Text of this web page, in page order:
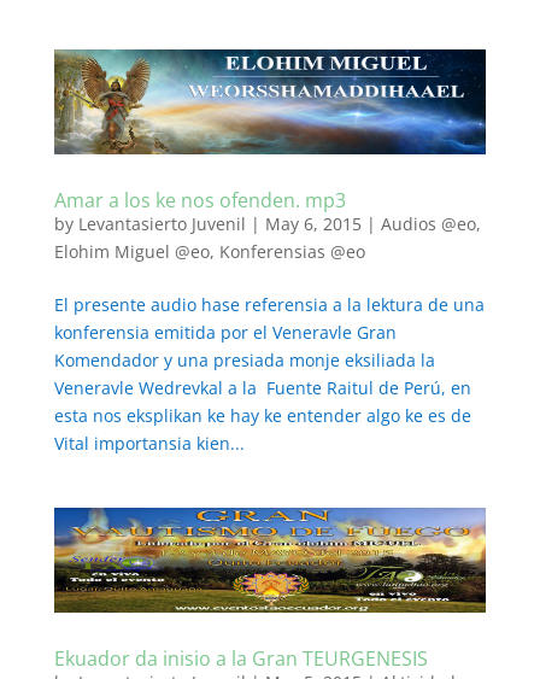
Amar a los ke nos ofenden. mp3
by Levantasierto Juvenil | May 6, 2015| Audios @eo,
Elohim Miguel @eo, Konferensias @eo
El presente audio hase referensia a la lektura de una
konferensia emitida por el Veneravle Gran
Komendador y una presiada monje eksiliada la
Veneravle Wedrevkal a la Fuente Raitul de Perú, en
esta nos eksplikan ke hay ke entender algo ke es de
Vital importansia kien...
Ekuador da inisio a la Gran TEURGENESIS